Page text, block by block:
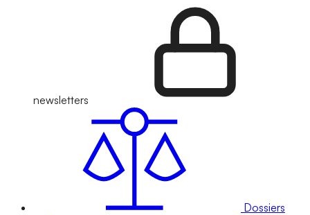
newsletters
Dossiers